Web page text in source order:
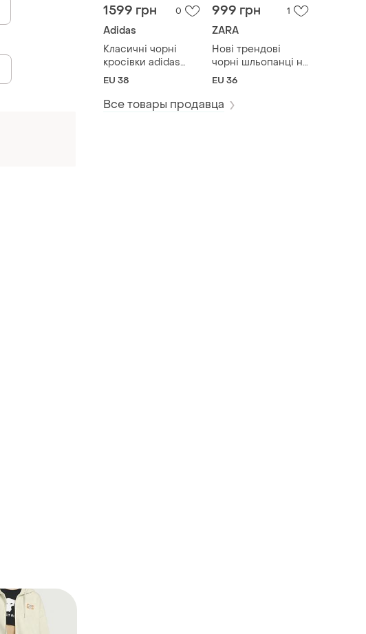
1599 грн 0
Adidas
Класичні чорні
кросівки adidas
superstar (розмір
EU 38
999 грн 1
ZARA
Нові трендові
чорні шльопанці на
платформі zara з
36)
EU 36
Все товары продавца